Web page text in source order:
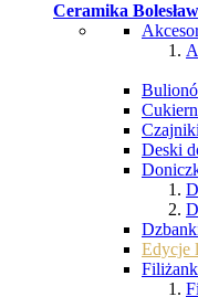
Ceramika
Czajniki
Deski
Edycje